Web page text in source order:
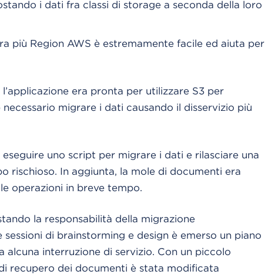
i dati fra classi di storage a seconda della loro
più Region AWS è estremamente facile ed aiuta per
era pronta per utilizzare S3 per
migrare i dati causando il disservizio più
uno script per migrare i dati e rilasciare una
rischioso. In aggiunta, la mole di documenti era
operazioni in breve tempo.
la responsabilità della migrazione
sessioni di brainstorming e design è emerso un piano
alcuna interruzione di servizio. Con un piccolo
recupero dei documenti è stata modificata